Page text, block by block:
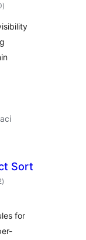
hodnocení
)
Sort
celkové
hodnocení
)
for